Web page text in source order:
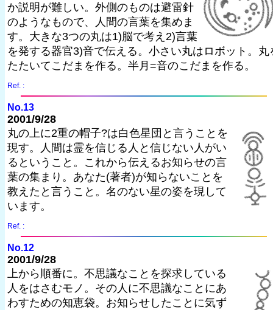
か説明が難しい。外側のものは避雷針
のようなもので、人間の言葉を集めま
す。大きな3つの丸は1)脳で考え2)言葉
を発する器官3)音で伝える。小さい丸はロボット。丸
たたいてこだまを作る。半月=音のこだまを作る。
Ref. :
No.13
2001/9/28
丸の上に2重の帽子?は白色星団と言うことを
現す。人間は霊を信じる人と信じない人がい
るということ。これから伝えるお知らせの言
葉の集まり。あなた(著者)が知らないことを
教えたと言うこと。名のない星の姿を現して
います。
Ref. :
No.12
2001/9/28
上から順番に。不思議なことを探求している
人をはさむモノ。その人に不思議なことにあ
わすための知恵袋。お知らせしたことに気ず